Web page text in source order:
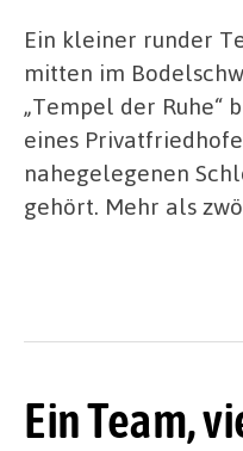
Ein kleiner runder
mitten im
„Tempel der Ruhe“
eines
nahegelegenen
gehört. Mehr als
Ein Team,